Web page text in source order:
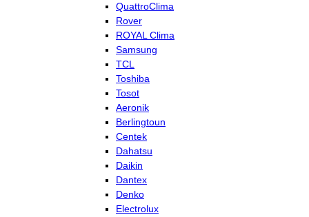
QuattroClima
Rover
ROYAL Clima
Samsung
TCL
Toshiba
Tosot
Aeronik
Berlingtoun
Centek
Dahatsu
Daikin
Dantex
Denko
Electrolux